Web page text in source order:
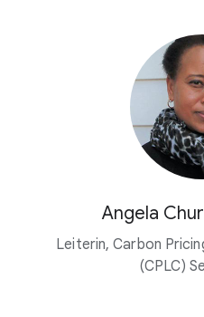
Angela
Leiterin, Carbon
(CPLC)